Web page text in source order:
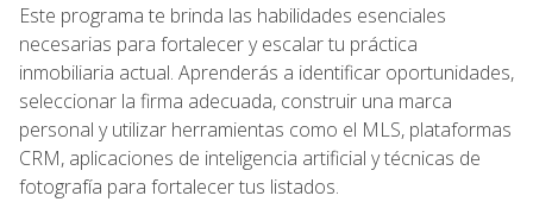
Este programa te brinda las habilidades esenciales
necesarias para fortalecer y escalar tu práctica
inmobiliaria actual. Aprenderás a identificar oportunidades,
seleccionar la firma adecuada, construir una marca
personal y utilizar herramientas como el MLS, plataformas
CRM, aplicaciones de inteligencia artificial y técnicas de
fotografía para fortalecer tus listados.